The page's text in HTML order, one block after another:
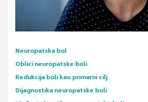
Neuropatska bol
Oblici neuropatske boli
Redukcija boli kao primarni cilj
Dijagnostika neuropatske boli